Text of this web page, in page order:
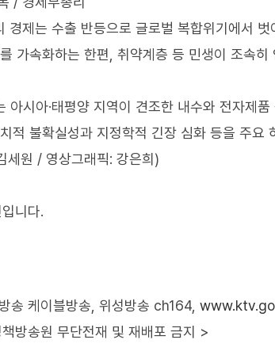
경제는 수출 반등으로 글로벌 복합위기에서
가속화하는 한편, 취약계층 등 민생이 조속
아시아·태평양 지역이 견조한 내수와 전자제
적 불확실성과 지정학적 긴장 심화 등을 주요
세원 / 영상그래픽: 강은희)
니다.
송 케이블방송, 위성방송 ch164,
방송원 무단전재 및 재배포 금지 >